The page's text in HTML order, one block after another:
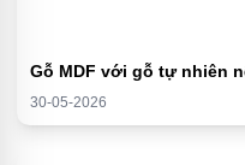
Gỗ MDF với gỗ tự nhiên
30-05-2026